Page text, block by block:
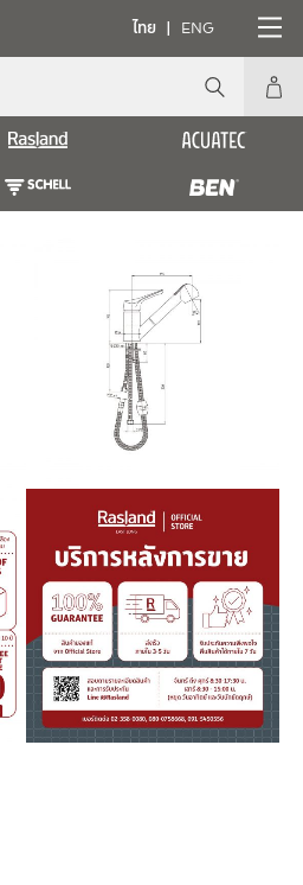
ไทย ENG